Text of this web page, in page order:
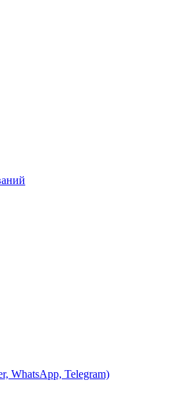
WhatsApp, Telegram)